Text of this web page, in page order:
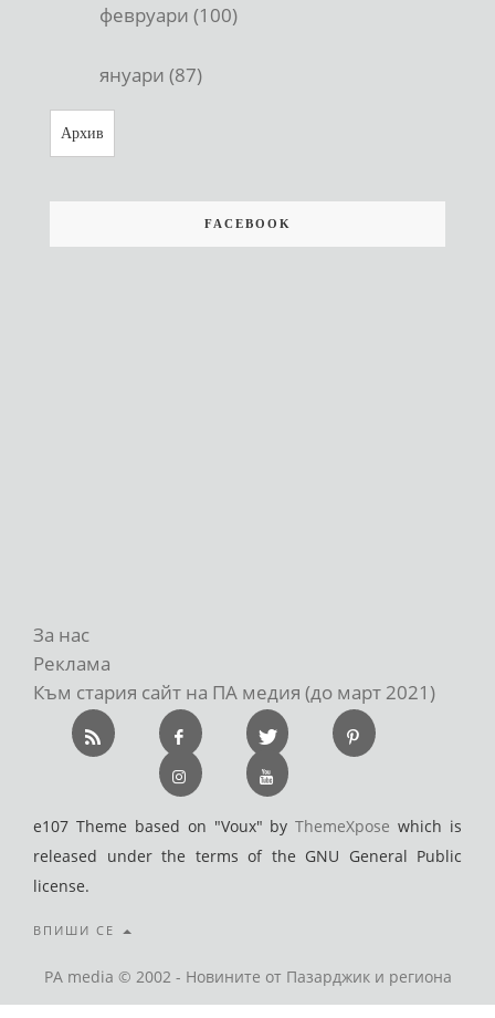
февруари (100)
януари (87)
Архив
FACEBOOK
За нас
Реклама
Към стария сайт на ПА медия (до март 2021)
e107 Theme based on "Voux" byThemeXpose which is
released under the terms of the GNU General Public
license.
ВПИШИ СЕ
PA media © 2002 - Новините от Пазарджик и региона